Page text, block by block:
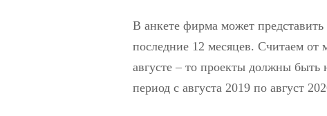
В анкете фирма может
последние 12 месяцев. Считаем от
августе – то проекты должны быть
период с августа 2019 по август